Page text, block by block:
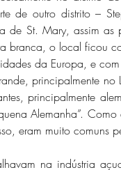
de outro distrito –
St. Mary, assim as
branca, o local ficou
principalmente no
principalmente
Alemanha”.
eram muito comuns